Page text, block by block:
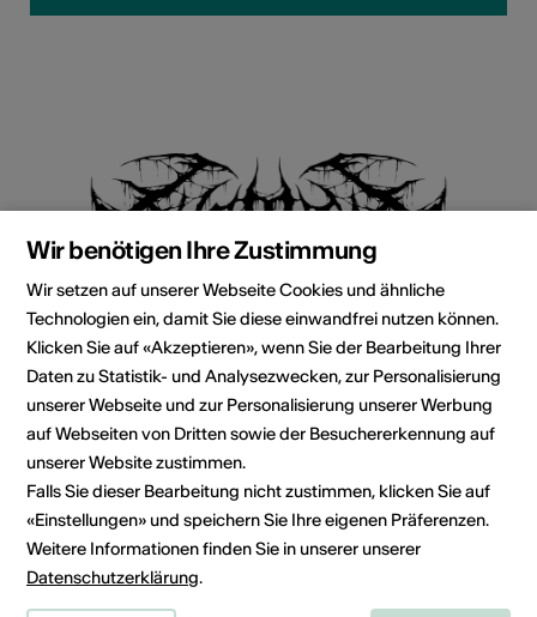
Direktkontakt
Tyrmfar
E-Mail
Webseite
Wir benötigen Ihre Zustimmung
Wir setzen auf unserer Webseite Cookies und ähnliche
Technologien ein, damit Sie diese einwandfrei nutzen können.
Klicken Sie auf «Akzeptieren», wenn Sie der Bearbeitung Ihrer
Daten zu Statistik- und Analysezwecken, zur Personalisierung
unserer Webseite und zur Personalisierung unserer Werbung
auf Webseiten von Dritten sowie der Besuchererkennung auf
unserer Website zustimmen.
Falls Sie dieser Bearbeitung nicht zustimmen, klicken Sie auf
«Einstellungen» und speichern Sie Ihre eigenen Präferenzen.
Weitere Informationen finden Sie in unserer unserer
Datenschutzerklärung.